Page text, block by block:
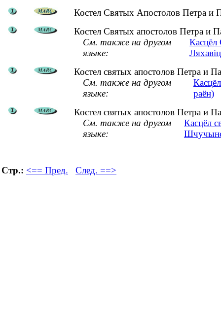
Костел Святых Апостолов Петра и
Костел Святых апостолов Петра и
См. также на другом
языке:
Касцёл
Костел святых апостолов Петра и
См. также на другом
языке:
раён)
Костел святых апостолов Петра и
См. также на другом
языке:
Касцёл
Стр.: <== Пред. След. ==>